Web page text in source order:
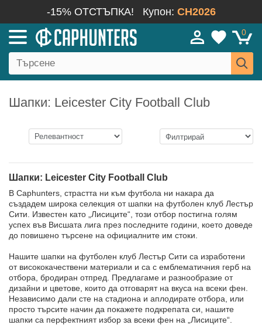
-15% ОТСТЪПКА! Купон: CH2026
0
Шапки: Leicester City Football Club
Шапки: Leicester City Football Club
В Caphunters, страстта ни към футбола ни накара да
създадем широка селекция от шапки на футболен клуб Лестър
Сити. Известен като „Лисиците“, този отбор постигна голям
успех във Висшата лига през последните години, което доведе
до повишено търсене на официалните им стоки.
Нашите шапки на футболен клуб Лестър Сити са изработени
от висококачествени материали и са с емблематичния герб на
отбора, бродиран отпред. Предлагаме и разнообразие от
дизайни и цветове, които да отговарят на вкуса на всеки фен.
Независимо дали сте на стадиона и аплодирате отбора, или
просто търсите начин да покажете подкрепата си, нашите
шапки са перфектният избор за всеки фен на „Лисиците“.